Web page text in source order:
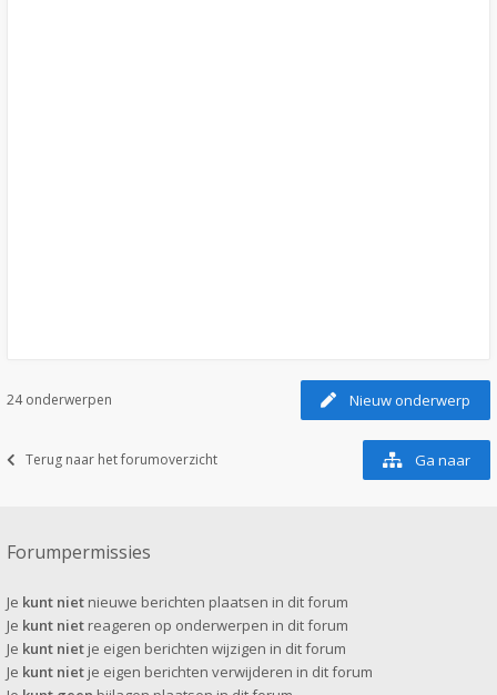
Nieuw onderwerp
24 onderwerpen
Terug naar het forumoverzicht Ga naar
Forumpermissies
Je kunt niet nieuwe berichten plaatsen in dit forum
Je kunt niet reageren op onderwerpen in dit forum
Je kunt niet je eigen berichten wijzigen in dit forum
Je kunt niet je eigen berichten verwijderen in dit forum